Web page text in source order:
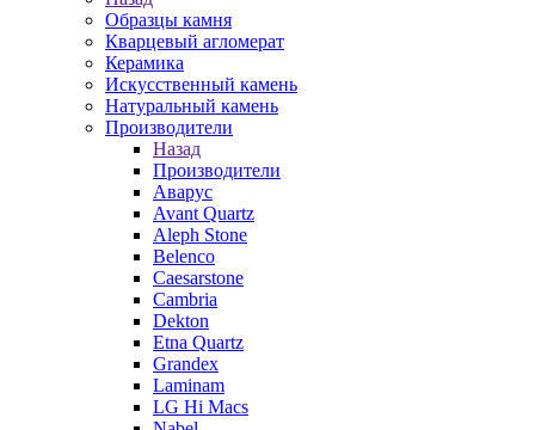
Образцы камня
Кварцевый агломерат
Керамика
Искусственный камень
Натуральный камень
Производители
Назад
Производители
Аварус
Avant Quartz
Aleph Stone
Belenco
Caesarstone
Cambria
Dekton
Etna Quartz
Grandex
Laminam
LG Hi Macs